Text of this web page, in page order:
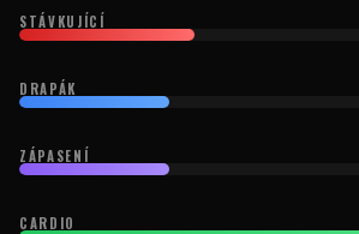
STÁVKUJÍCÍ
DRAPÁK
ZÁPASENÍ
CARDIO